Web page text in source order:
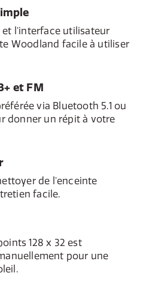
l'interface utilisateur
Woodland facile à utiliser
et FM
via Bluetooth 5.1 ou
donner un répit à votre
de l'enceinte
facile.
128 x 32 est
pour une